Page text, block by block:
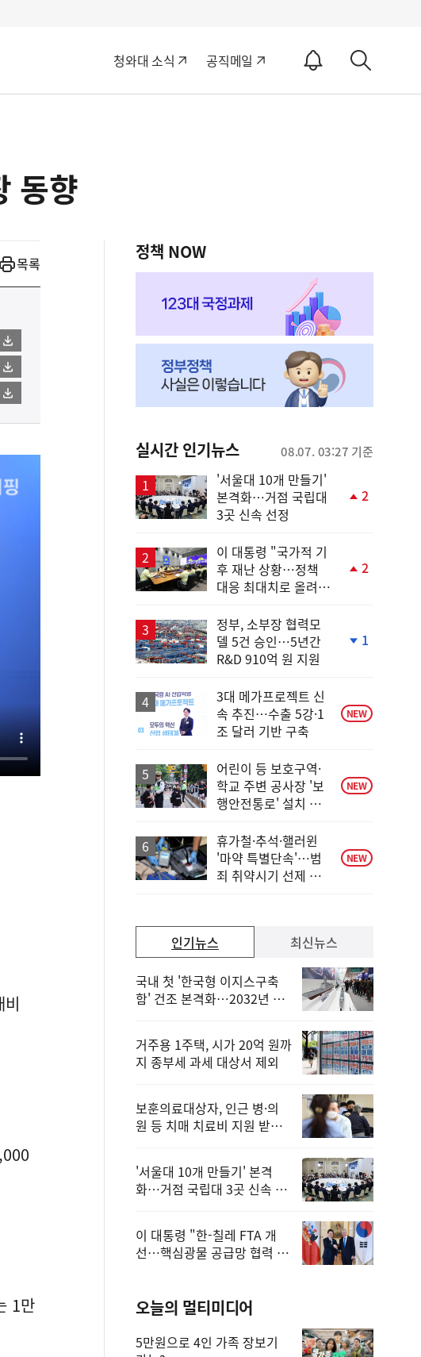
청와대 소식 공직메일
알
ON
세
동향
목록
1만
정책 NOW
실시간 인기뉴스 08.07. 03:27 기준
'서울대 10개 만들기'
본격화…거점 국립대
3곳 신속 선정
2
이 대통령 "국가적 기
후 재난 상황…정책
대응 최대치로 올려
2
정부, 소부장 협력모
델 5건 승인…5년간
R&D 910억 원 지원
1
3대 메가프로젝트 신
속 추진…수출 5강·1
조 달러 기반 구축
NEW
어린이 등 보호구역·
학교 주변 공사장 '보
행안전통로' 설치 의
NEW
휴가철·추석·핼러윈
'마약 특별단속'…범
죄 취약시기 선제 대
NEW
인기뉴스
국내 첫 '한국형 이지스구축
함' 건조 본격화…2032년 해
거주용 1주택, 시가 20억 원까
지 종부세 과세 대상서 제외
보훈의료대상자, 인근 병·의
원 등 치매 치료비 지원 받을
'서울대 10개 만들기' 본격
화…거점 국립대 3곳 신속 선
이 대통령 "한-칠레 FTA 개
선…핵심광물 공급망 협력 더
최신뉴스
오늘의 멀티미디어
5만원으로 4인 가족 장보기